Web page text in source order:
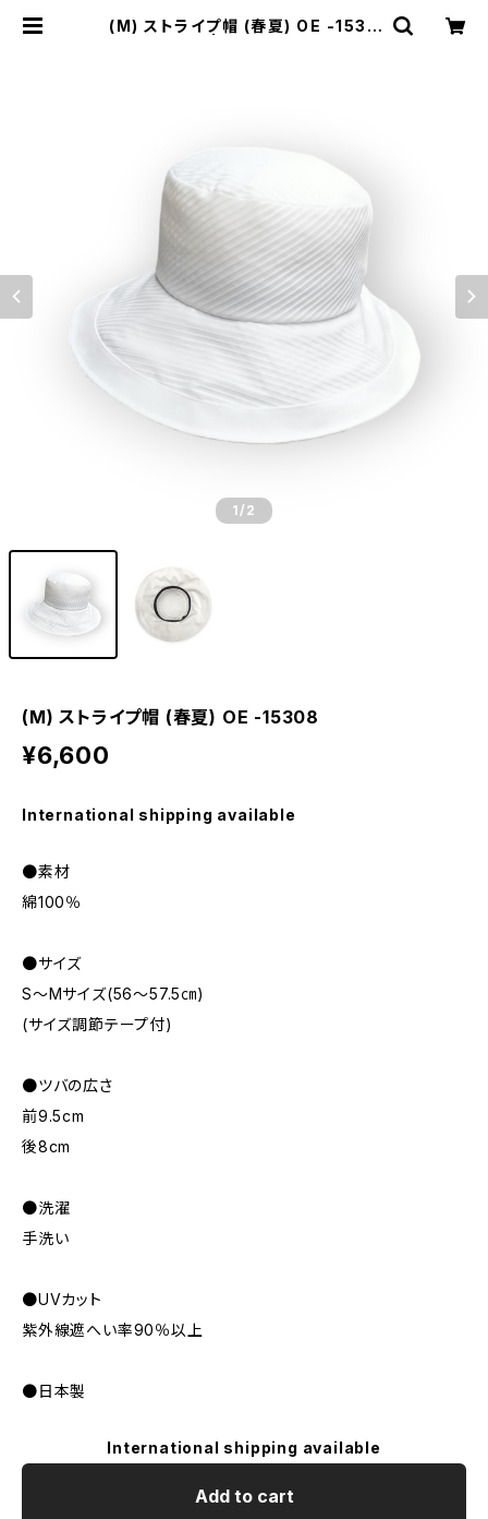
(M) ストライプ帽 (春夏) OE -1530
1/2
(M) ストライプ帽 (春夏) OE -15308
¥6,600
International shipping available
●素材
綿100％
●サイズ
S～Mサイズ(56～57.5㎝)
(サイズ調節テープ付)
●ツバの広さ
前9.5cm
後8cm
●洗濯
手洗い
●UVカット
紫外線遮へい率90％以上
●日本製
International shipping available
Add to cart